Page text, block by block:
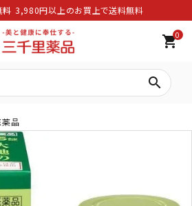
料 3,980円以上のお買上で送料無料
0
shopping_cart
search
薬品